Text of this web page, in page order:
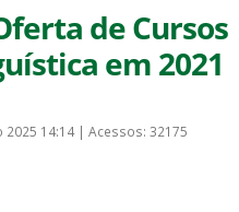
de Cursos
em 2021
2025 14:14 | Acessos: 32175